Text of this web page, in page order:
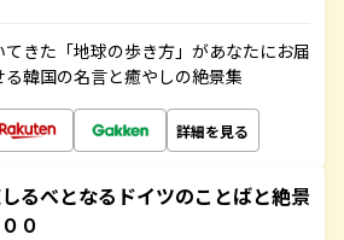
きた「地球の歩き方」があなたにお届
韓国の名言と癒やしの絶景集
詳細を見る
るべとなるドイツのことばと絶景
０